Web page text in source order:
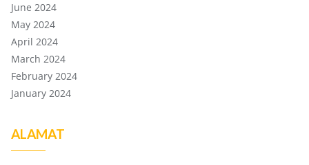
June 2024
May 2024
April 2024
March 2024
February 2024
January 2024
ALAMAT